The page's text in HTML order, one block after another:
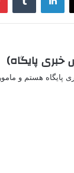
خبری پایگاه)
پایگاه هستم و